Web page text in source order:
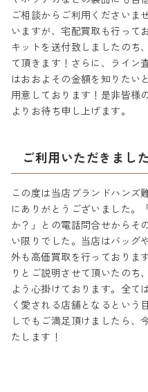
ご相談からご利用くださいま
いますが、宅配買取も行って
キットを送付致しましたのち
て頂きます！さらに、ライン
はおおよその金額を知りたい
用意しております！是非皆様
よりお待ち申し上げます。
ご利用いただきまし
この度は当店ブランドハンズ
にありがとうございました。
か？」との電話問合せからそ
い限りでした。当店はバッグ
外も高価買取を行っておりま
りとご説明させて頂いたのち
よう心掛けております。全て
く愛される店舗となるという
しでもご満足頂けましたら、
たします！